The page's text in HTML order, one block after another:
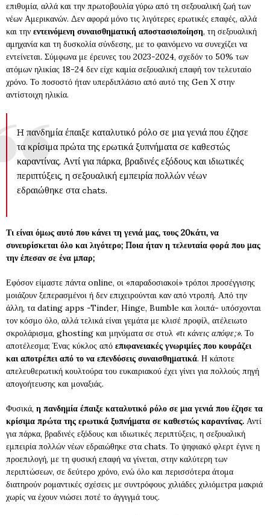
επιθυμία, αλλά και την πρωτοβουλία γύρω από τη σεξουαλική ζωή των
νέων Αμερικανών. Δεν αφορά μόνο τις λιγότερες ερωτικές επαφές, αλλά
και την εντεινόμενη συναισθηματική αποστασιοποίηση, τη σεξουαλική
αμηχανία και τη δυσκολία σύνδεσης, με το φαινόμενο να συνεχίζει να
εντείνεται. Σύμφωνα με έρευνες του 2023-2024, σχεδόν το 50% των
ατόμων ηλικίας 18-24 δεν είχε καμία σεξουαλική επαφή τον τελευταίο
χρόνο. Το ποσοστό ήταν υπερδιπλάσιο από αυτό της Gen X στην
αντίστοιχη ηλικία.
H πανδημία έπαιξε καταλυτικό ρόλο σε μια γενιά που έζησε
τα κρίσιμα πρώτα της ερωτικά ξυπνήματα σε καθεστώς
καραντίνας. Αντί για πάρκα, βραδινές εξόδους και ιδιωτικές
περιπτύξεις, η σεξουαλική εμπειρία πολλών νέων
εδραιώθηκε στα chats.
Τι είναι όμως αυτό που κάνει τη γενιά μας, τους 20κάτι, να
συνευρίσκεται όλο και λιγότερο; Ποια ήταν η τελευταία φορά που μας
την έπεσαν σε ένα μπαρ;
Εφόσον είμαστε πάντα online, οι «παραδοσιακοί» τρόποι προσέγγισης
μοιάζουν ξεπερασμένοι ή δεν επιχειρούνται καν από ντροπή. Από την
άλλη, τα dating apps -Tinder, Hinge, Bumble και λοιπά- υπόσχονται
τον κόσμο όλο, αλλά τελικά είναι γεμάτα με κλισέ προφίλ, ατέλειωτο
σκρολάρισμα, ghosting και μηνύματα σε στυλ «τι κάνεις απόψε;». Το
αποτέλεσμα; Ένας κύκλος από επιφανειακές γνωριμίες που κουράζει
και αποτρέπει από το να επενδύσεις συναισθηματικά. Η κάποτε
απελευθερωτική κουλτούρα του ευκαιριακού έχει γίνει για πολλούς πηγή
απογοήτευσης και μοναξιάς.
Φυσικά, η πανδημία έπαιξε καταλυτικό ρόλο σε μια γενιά που έζησε τα
κρίσιμα πρώτα της ερωτικά ξυπνήματα σε καθεστώς καραντίνας. Αντί
για πάρκα, βραδινές εξόδους και ιδιωτικές περιπτύξεις, η σεξουαλική
εμπειρία πολλών νέων εδραιώθηκε στα chats. Το ψηφιακό φλερτ έγινε η
προεπιλογή, με τη φυσική επαφή να γίνεται, στην καλύτερη των
περιπτώσεων, σε δεύτερο χρόνο, ενώ όλο και περισσότερα άτομα
διατηρούν ρομαντικές σχέσεις με συντρόφους χιλιάδες χιλιόμετρα μακριά
χωρίς να έχουν νιώσει ποτέ το άγγιγμά τους.